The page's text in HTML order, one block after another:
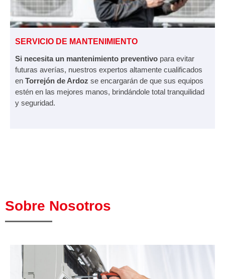
SERVICIO DE MANTENIMIENTO
Si necesita un mantenimiento preventivo para evitar
futuras averías, nuestros expertos altamente cualificados
en Torrejón de Ardoz se encargarán de que sus equipos
estén en las mejores manos, brindándole total tranquilidad
y seguridad.
Sobre Nosotros